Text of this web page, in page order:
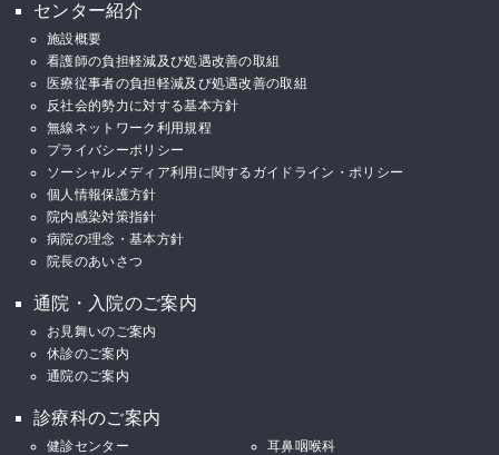
センター紹介
施設概要
看護師の負担軽減及び処遇改善の取組
医療従事者の負担軽減及び処遇改善の取組
反社会的勢力に対する基本方針
無線ネットワーク利用規程
プライバシーポリシー
ソーシャルメディア利用に関するガイドライン・ポリシー
個人情報保護方針
院内感染対策指針
病院の理念・基本方針
院長のあいさつ
通院・入院のご案内
お見舞いのご案内
休診のご案内
通院のご案内
診療科のご案内
健診センター
耳鼻咽喉科